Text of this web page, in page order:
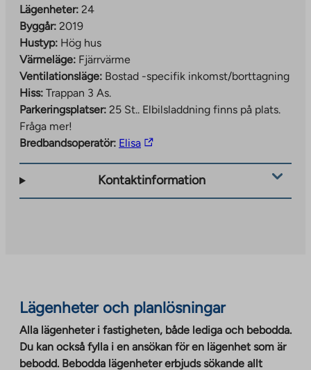
Lägenheter: 24
Byggår: 2019
Hustyp: Hög hus
Värmeläge: Fjärrvärme
Ventilationsläge: Bostad -specifik inkomst/borttagning
Hiss: Trappan 3 As.
Parkeringsplatser: 25 St.. Elbilsladdning finns på plats.
Fråga mer!
Bredbandsoperatör: ElisaThe
takes
in
a
new
tab
Kontaktinformation
Lägenheter och planlösningar
Alla lägenheter i fastigheten, både lediga och bebodda.
Du kan också fylla i en ansökan för en lägenhet som är
bebodd. Bebodda lägenheter erbjuds sökande allt